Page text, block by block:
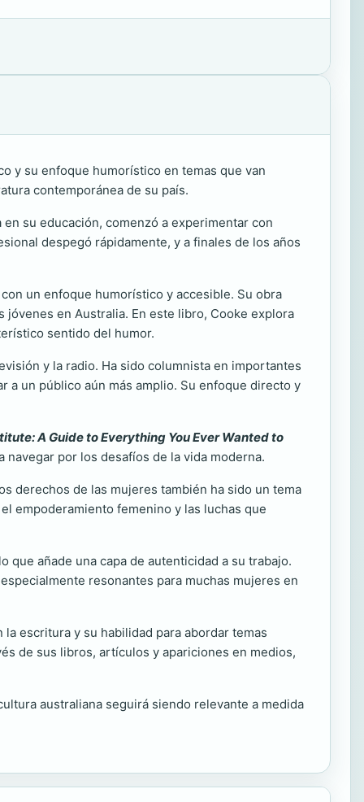
y su enfoque humorístico en temas que van
contemporánea de su país.
su educación, comenzó a experimentar con
despegó rápidamente, y a finales de los años
un enfoque humorístico y accesible. Su obra
en Australia. En este libro, Cooke explora
sentido del humor.
y la radio. Ha sido columnista en importantes
a un público aún más amplio. Su enfoque directo y
A Guide to Everything You Ever Wanted to
por los desafíos de la vida moderna.
derechos de las mujeres también ha sido un tema
empoderamiento femenino y las luchas que
que añade una capa de autenticidad a su trabajo.
resonantes para muchas mujeres en
escritura y su habilidad para abordar temas
de sus libros, artículos y apariciones en medios,
australiana seguirá siendo relevante a medida